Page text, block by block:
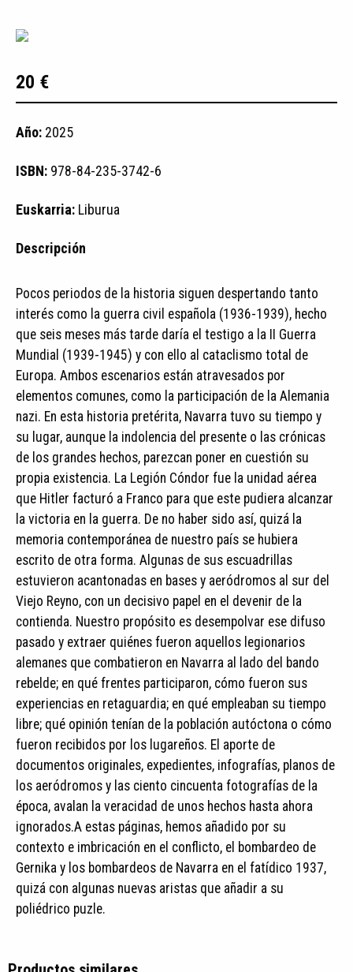
20 €
Año: 2025
ISBN: 978-84-235-3742-6
Euskarria: Liburua
Descripción
Pocos periodos de la historia siguen despertando tanto
interés como la guerra civil española (1936-1939), hecho
que seis meses más tarde daría el testigo a la II Guerra
Mundial (1939-1945) y con ello al cataclismo total de
Europa. Ambos escenarios están atravesados por
elementos comunes, como la participación de la Alemania
nazi. En esta historia pretérita, Navarra tuvo su tiempo y
su lugar, aunque la indolencia del presente o las crónicas
de los grandes hechos, parezcan poner en cuestión su
propia existencia. La Legión Cóndor fue la unidad aérea
que Hitler facturó a Franco para que este pudiera alcanzar
la victoria en la guerra. De no haber sido así, quizá la
memoria contemporánea de nuestro país se hubiera
escrito de otra forma. Algunas de sus escuadrillas
estuvieron acantonadas en bases y aeródromos al sur del
Viejo Reyno, con un decisivo papel en el devenir de la
contienda. Nuestro propósito es desempolvar ese difuso
pasado y extraer quiénes fueron aquellos legionarios
alemanes que combatieron en Navarra al lado del bando
rebelde; en qué frentes participaron, cómo fueron sus
experiencias en retaguardia; en qué empleaban su tiempo
libre; qué opinión tenían de la población autóctona o cómo
fueron recibidos por los lugareños. El aporte de
documentos originales, expedientes, infografías, planos de
los aeródromos y las ciento cincuenta fotografías de la
época, avalan la veracidad de unos hechos hasta ahora
ignorados.A estas páginas, hemos añadido por su
contexto e imbricación en el conflicto, el bombardeo de
Gernika y los bombardeos de Navarra en el fatídico 1937,
quizá con algunas nuevas aristas que añadir a su
poliédrico puzle.